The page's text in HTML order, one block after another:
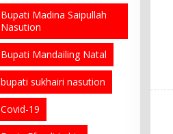
Bupati Madina Saipullah
Nasution
Bupati Mandailing Natal
bupati sukhairi nasution
Covid-19